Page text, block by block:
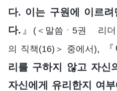
다. 이는 구원에 이르
다. 』 (＜말씀ㆍ5권 리더
의 직책(16)＞ 중에서), 『
리를 구하지 않고 자신
자신에게 유리한지 여